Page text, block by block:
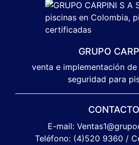
GRUPO
venta e implementación
seguridad para
E-mail:
Teléfono: (4)520 9360 /